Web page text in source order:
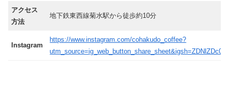
アクセス
方法
地下鉄東西線菊水駅から徒歩約10分
Instagram
https://www.instagram.com/cohakudo_coffee?